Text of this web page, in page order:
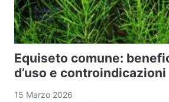
Equiseto comune:
d’uso e controindicazioni
15 Marzo 2026